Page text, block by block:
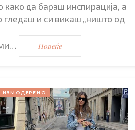
како да бараш инспирација, a
гледаш и си викаш „ништо од
Повеќе
ИЗМОДЕРЕНО